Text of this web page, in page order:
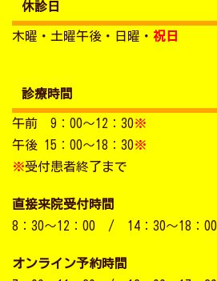
休診日
木曜・土曜午後・日曜・ 祝日
診療時間
午前 9：00～12：30※
午後 15：00～18：30※
※受付患者終了まで
直接来院受付時間
8：30～12：00 / 14：30～18：00
オンライン予約時間